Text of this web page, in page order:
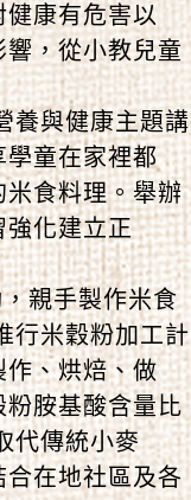
康有危害以
，從小教兒童
養與健康主題講
學童在家裡都
食料理。舉辦
強化建立正
親手製作米食
行米穀粉加工計
作、烘焙、做
粉胺基酸含量比
代傳統小麥
在地社區及各